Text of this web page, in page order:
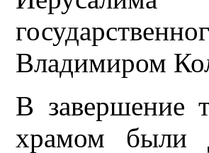
Владимиром
В завершение
храмом были